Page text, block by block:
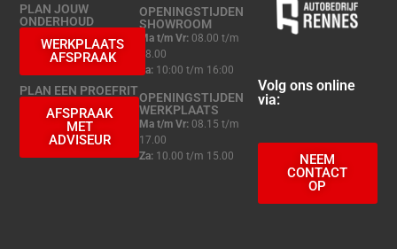
Volg ons online
via:
NEEM
CONTACT
OP
OPENINGSTIJDEN
SHOWROOM
Ma t/m Vr:08.00 t/m
18.00
Za:10:00 t/m 16:00
OPENINGSTIJDEN
WERKPLAATS
Ma t/m Vr:08.15 t/m
17.00
Za:10.00 t/m 15.00
PLAN JOUW
ONDERHOUD
WERKPLAATS
AFSPRAAK
PLAN EEN PROEFRIT
AFSPRAAK
MET
ADVISEUR